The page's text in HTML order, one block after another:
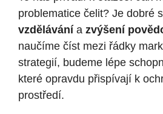
problematice čelit? Je dobré
vzdělávání a zvýšení
naučíme číst mezi řádky
strategií, budeme lépe
které opravdu přispívají k
prostředí.